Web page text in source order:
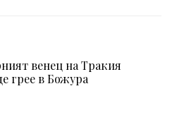
венец на Тракия
грее в Божура